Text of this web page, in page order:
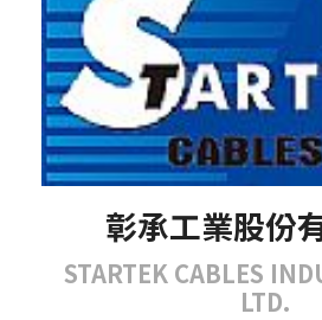
彰承工業股份
STARTEK CABLES
LTD.